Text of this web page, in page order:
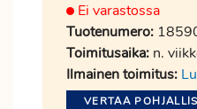
Ei varastossa
Tuotenumero:
Toimitusaika: n.
Ilmainen toimitus:
VERTAA